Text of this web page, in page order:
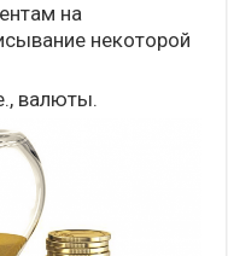
на
некоторой
валюты.